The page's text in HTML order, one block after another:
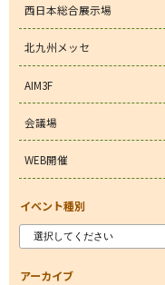
西日本総合展示場
北九州メッセ
AIM3F
会議場
WEB開催
イベント種別
アーカイブ